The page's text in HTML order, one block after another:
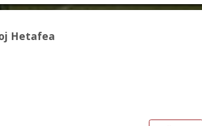
Hetafea